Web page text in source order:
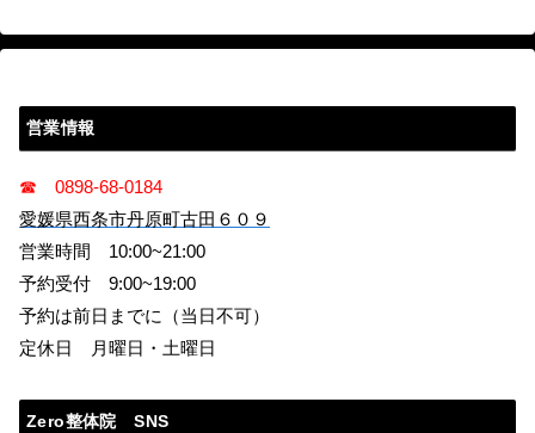
営業情報
☎ 0898-68-0184
愛媛県西条市丹原町古田６０９
営業時間 10:00~21:00
予約受付 9:00~19:00
予約は前日までに（当日不可）
定休日 月曜日・土曜日
Zero整体院 SNS